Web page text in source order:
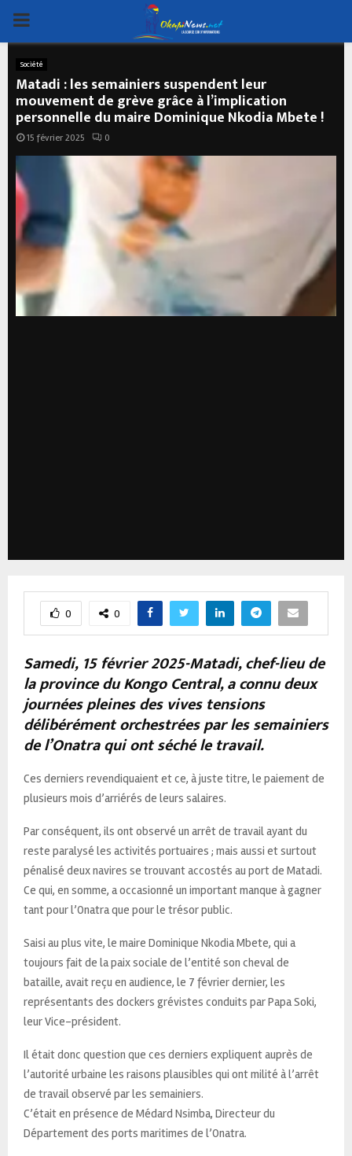
PRIMARY
MENU
Société
Matadi : les semainiers suspendent leur
mouvement de grève grâce à l’implication
personnelle du maire Dominique Nkodia Mbete !
15 février 2025 0
0 0
Samedi, 15 février 2025-Matadi, chef-lieu de
la province du Kongo Central, a connu deux
journées pleines des vives tensions
délibérément orchestrées par les semainiers
de l’Onatra qui ont séché le travail.
Ces derniers revendiquaient et ce, à juste titre, le paiement de
plusieurs mois d’arriérés de leurs salaires.
Par conséquent, ils ont observé un arrêt de travail ayant du
reste paralysé les activités portuaires ; mais aussi et surtout
pénalisé deux navires se trouvant accostés au port de Matadi.
Ce qui, en somme, a occasionné un important manque à gagner
tant pour l’Onatra que pour le trésor public.
Saisi au plus vite, le maire Dominique Nkodia Mbete, qui a
toujours fait de la paix sociale de l’entité son cheval de
bataille, avait reçu en audience, le 7 février dernier, les
représentants des dockers grévistes conduits par Papa Soki,
leur Vice-président.
Il était donc question que ces derniers expliquent auprès de
l’autorité urbaine les raisons plausibles qui ont milité à l’arrêt
de travail observé par les semainiers.
C’était en présence de Médard Nsimba, Directeur du
Département des ports maritimes de l’Onatra.